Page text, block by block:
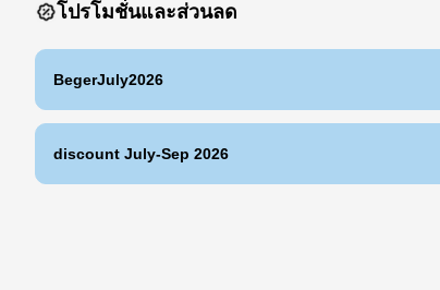
โปรโมชั่นและส่วนลด
BegerJuly2026
discount July-Sep 2026